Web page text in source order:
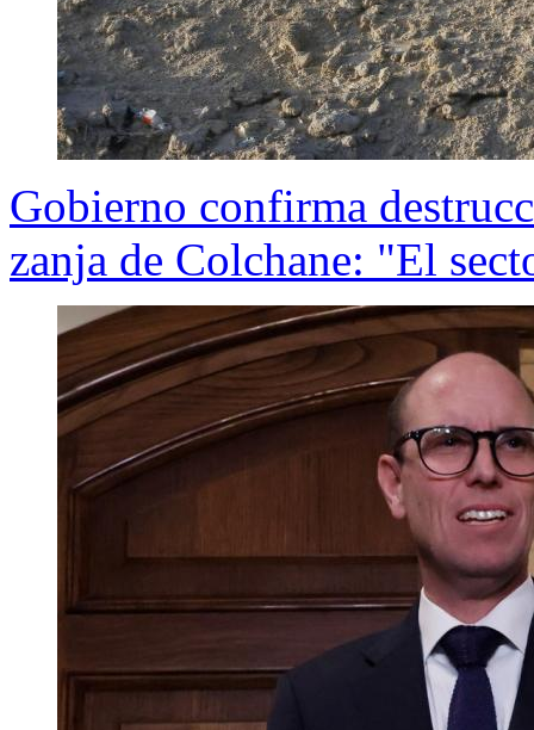
Gobierno confirma
zanja de Colchane: "El